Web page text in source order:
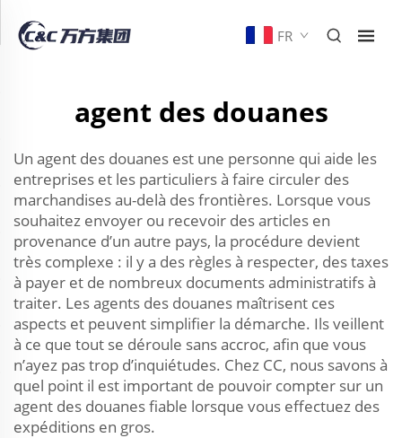
FR
agent des douanes
Un agent des douanes est une personne qui aide les
entreprises et les particuliers à faire circuler des
marchandises au-delà des frontières. Lorsque vous
souhaitez envoyer ou recevoir des articles en
provenance d’un autre pays, la procédure devient
très complexe : il y a des règles à respecter, des taxes
à payer et de nombreux documents administratifs à
traiter. Les agents des douanes maîtrisent ces
aspects et peuvent simplifier la démarche. Ils veillent
à ce que tout se déroule sans accroc, afin que vous
n’ayez pas trop d’inquiétudes. Chez CC, nous savons à
quel point il est important de pouvoir compter sur un
agent des douanes fiable lorsque vous effectuez des
expéditions en gros.